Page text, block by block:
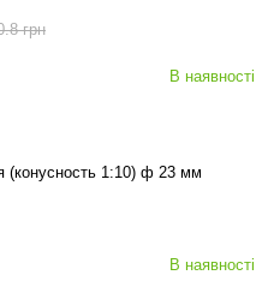
В наявності
грн
(конусность 1:10) ф 23 мм
В наявності